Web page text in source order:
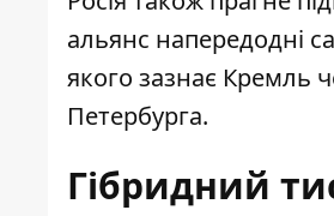
альянс напередодні
якого зазнає Кремль
Петербурга.
Гібридний